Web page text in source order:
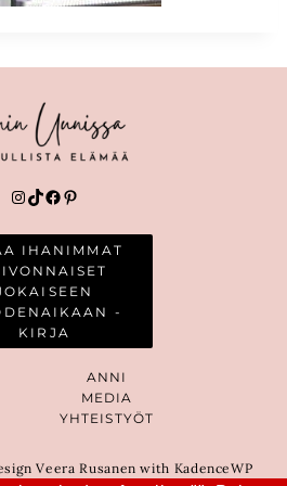
Instagram
TikTok
Facebook
Pinterest
IHANIMMAT
-
KIRJA
ANNI
MEDIA
YHTEISTYÖT
Veera Rusanen with KadenceWP